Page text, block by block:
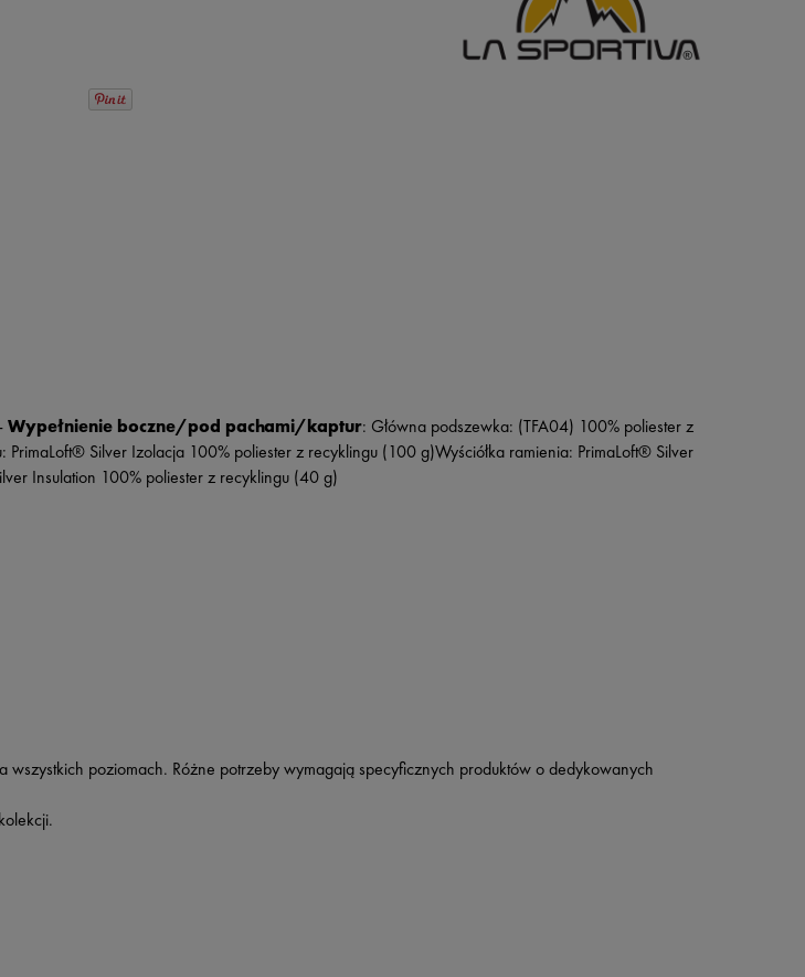
Wypełnienie boczne/pod pachami/kaptur: Główna podszewka: (TFA04) 100% poliester z
Silver Izolacja 100% poliester z recyklingu (100 g)Wyściółka ramienia: PrimaLoft® Silver
Insulation 100% poliester z recyklingu (40 g)
wszystkich poziomach. Różne potrzeby wymagają specyficznych produktów o dedykowanych